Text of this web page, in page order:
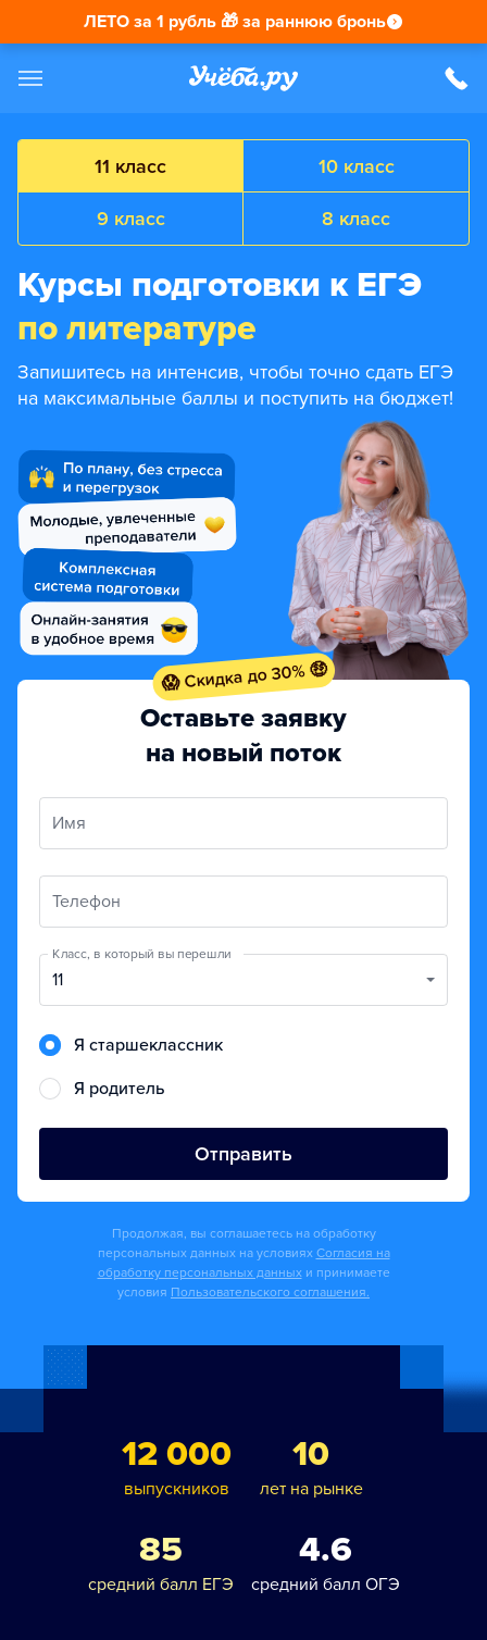
11 класс 10 класс
9 класс 8 класс
Курсы подготовки к ЕГЭ
по литературе
Запишитесь на интенсив, чтобы точно сдать ЕГЭ
на максимальные баллы и поступить на бюджет!
Оставьте заявку
на новый поток
Имя
Телефон
Класс, в который вы перешли
11
Я старшеклассник
Я родитель
Отправить
😱 Скидка до 30% 🤑
Продолжая, вы соглашаетесь на обработку
персональных данных на условиях Согласия на
обработку персональных данных и принимаете
условия Пользовательского соглашения.
12 000
выпускников
10
лет на рынке
85
средний балл ЕГЭ
4.6
средний балл ОГЭ
ЛЕТО за 1 рубль 🎁 за раннюю бронь